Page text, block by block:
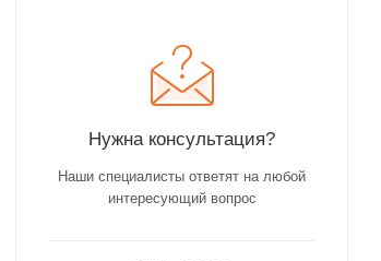
Нужна консультация?
Наши специалисты ответят на любой
интересующий вопрос